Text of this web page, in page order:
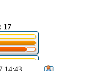
17
14:43